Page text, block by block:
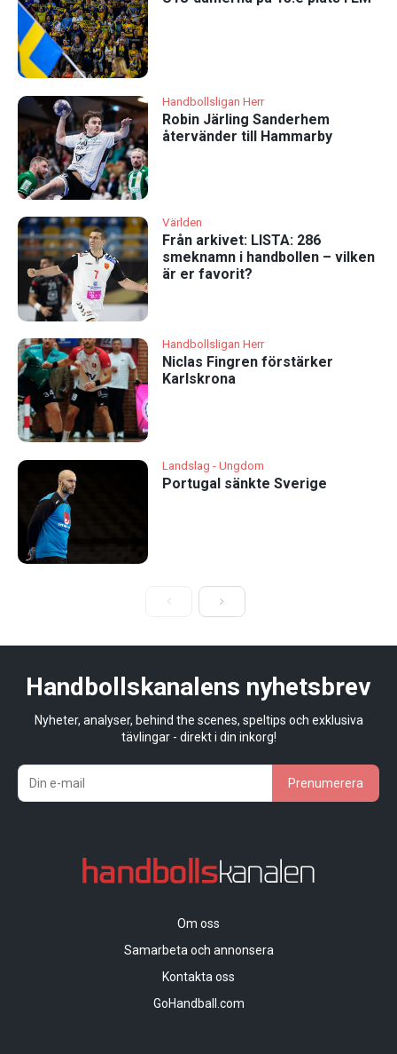
Handbollsligan Herr
Robin Järling Sanderhem
återvänder till Hammarby
Världen
Från arkivet: LISTA: 286
smeknamn i handbollen – vilken
är er favorit?
Handbollsligan Herr
Niclas Fingren förstärker
Karlskrona
Landslag - Ungdom
Portugal sänkte Sverige
Handbollskanalens nyhetsbrev
Nyheter, analyser, behind the scenes, speltips och exklusiva
tävlingar - direkt i din inkorg!
Prenumerera
Om oss
Samarbeta och annonsera
Kontakta oss
GoHandball.com